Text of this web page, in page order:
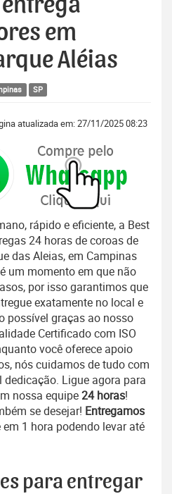
em
Aléias
SP
atualizada em: 27/11/2025 08:23
rápido e eficiente, a Best
24 horas de coroas de
das Aleias, em Campinas
um momento em que não
por isso garantimos que
exatamente no local e
possível graças ao nosso
Certificado com ISO
você oferece apoio
nós cuidamos de tudo com
Ligue agora para
nossa equipe24 horas!
se desejar! Entregamos
em 1 hora podendo levar até
para entregar